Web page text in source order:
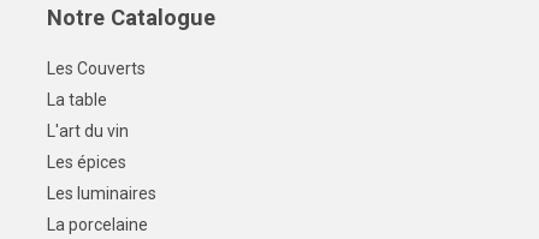
Notre Catalogue
Les Couverts
La table
L'art du vin
Les épices
Les luminaires
La porcelaine